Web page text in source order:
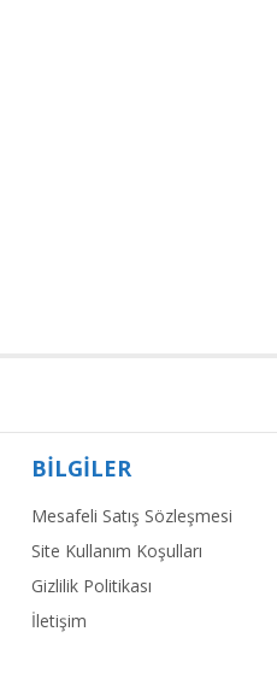
BİLGİLER
Mesafeli Satış Sözleşmesi
Site Kullanım Koşulları
Gizlilik Politikası
İletişim